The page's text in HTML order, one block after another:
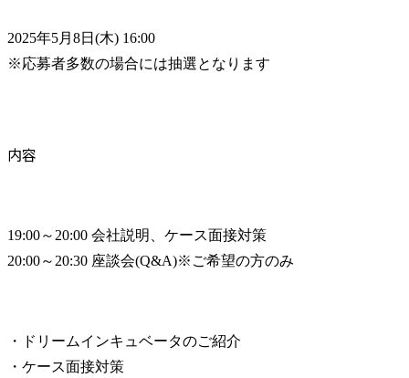
2025年5月8日(木) 16:00
※応募者多数の場合には抽選となります
内容
19:00～20:00 会社説明、ケース面接対策
20:00～20:30 座談会(Q&A)※ご希望の方のみ
・ドリームインキュベータのご紹介
・ケース面接対策